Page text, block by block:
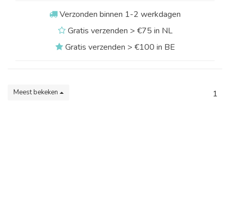
Verzonden binnen 1-2 werkdagen
Gratis verzenden > €75 in NL
Gratis verzenden > €100 in BE
Meest bekeken 1